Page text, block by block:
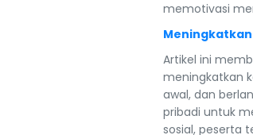
memotivasi
Artikel ini
meningkatkan
awal, dan
pribadi untuk
sosial, peserta